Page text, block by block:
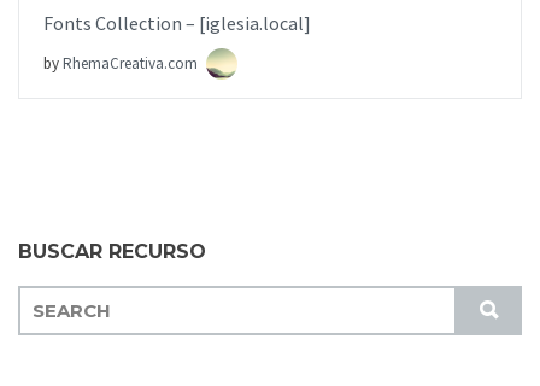
Fonts Collection – [iglesia.local]
byRhemaCreativa.com
BUSCAR RECURSO
S
U
E